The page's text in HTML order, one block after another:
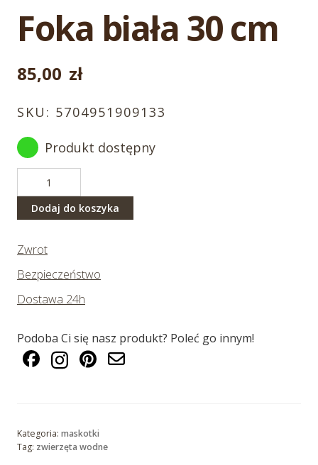
Foka biała 30 cm
85,00 zł
SKU: 5704951909133
Produkt dostępny
biała
30
Dodaj do koszyka
Zwrot
Bezpieczeństwo
Dostawa 24h
Podoba Ci się nasz produkt? Poleć go innym!
Kategoria: maskotki
Tag: zwierzęta wodne